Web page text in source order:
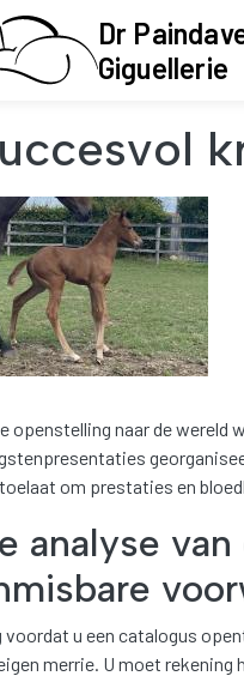
gaan
Dr
Giguellerie
openstelling naar de
om prestaties en
analyse
voordat u een catalogus
merrie. U moet rekening